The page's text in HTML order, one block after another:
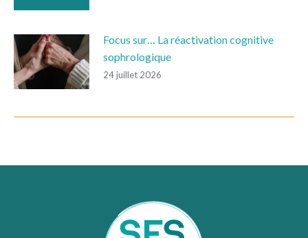
Focus sur… La réactivation cognitive
sophrologique
24 juillet 2026